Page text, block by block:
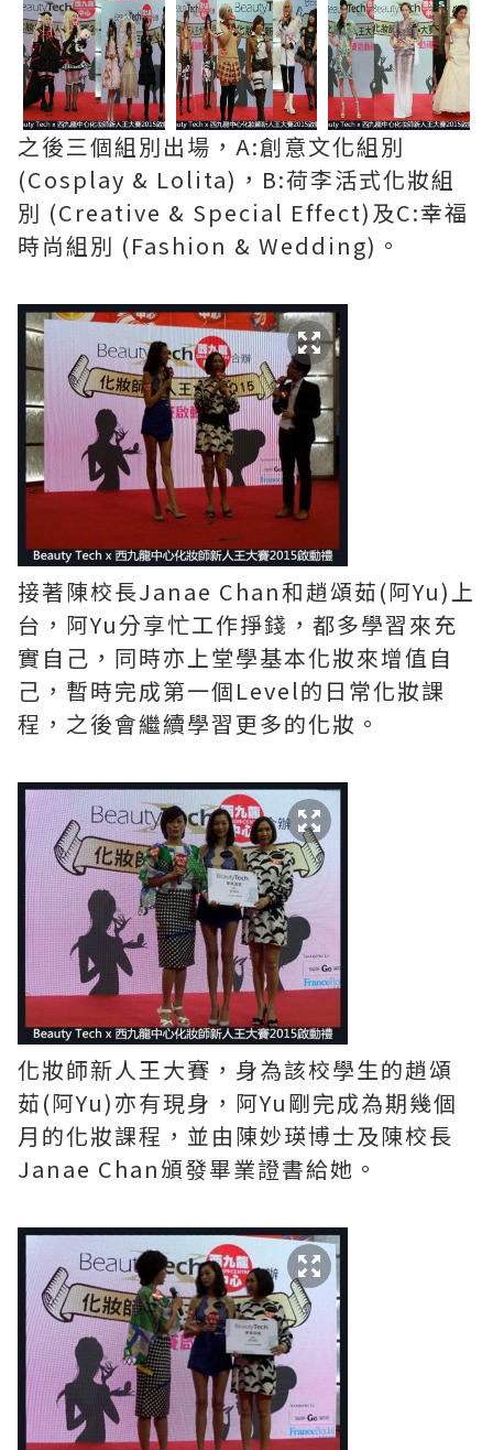
之後三個組別出場，A:創意文化組別
(Cosplay & Lolita)，B:荷李活式化妝組
別 (Creative & Special Effect)及C:幸福
時尚組別 (Fashion & Wedding)。
接著陳校長Janae Chan和趙頌茹(阿Yu)上
台，阿Yu分享忙工作掙錢，都多學習來充
實自己，同時亦上堂學基本化妝來增值自
己，暫時完成第一個Level的日常化妝課
程，之後會繼續學習更多的化妝。
化妝師新人王大賽，身為該校學生的趙頌
茹(阿Yu)亦有現身，阿Yu剛完成為期幾個
月的化妝課程，並由陳妙瑛博士及陳校長
Janae Chan頒發畢業證書給她。